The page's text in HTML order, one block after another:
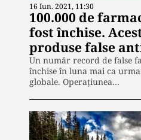
16 Iun. 2021, 11:30
100.000 de
fost închise.
produse false
Un număr record de false
închise în luna mai ca
globale. Operațiunea…